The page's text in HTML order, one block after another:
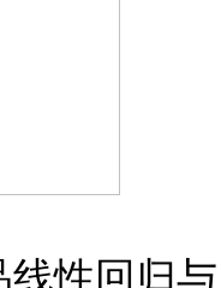
线性回归与